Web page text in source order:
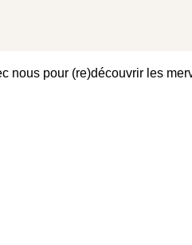
nous pour (re)découvrir les